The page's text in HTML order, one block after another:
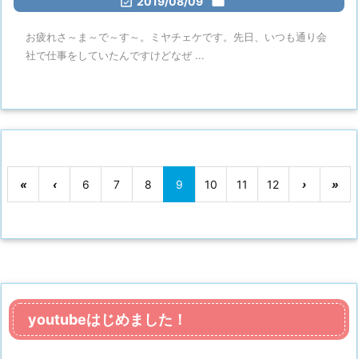
お疲れさ～ま～で～す～。ミヤチェケです。先日、いつも通り会
社で仕事をしていたんですけどなぜ ...
« ‹ 6 7 8 9 10 11 12 › »
youtubeはじめました！